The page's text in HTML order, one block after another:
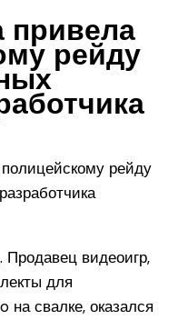
привела
рейду
Продавец видеоигр,
для
на свалке, оказался